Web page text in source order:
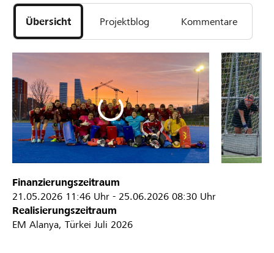
Übersicht Projektblog Kommentare
Finanzierungszeitraum
21.05.2026 11:46 Uhr - 25.06.2026 08:30 Uhr
Realisierungszeitraum
EM Alanya, Türkei Juli 2026